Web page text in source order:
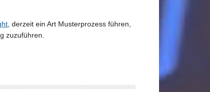
, derzeit ein Art Musterprozess führen,
zuzuführen.